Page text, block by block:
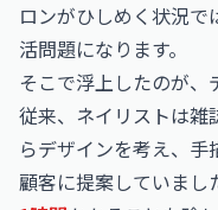
ロンがひしめく状況
活問題になります。
そこで浮上したのが、
従来、ネイリストは
らデザインを考え、
顧客に提案していまし